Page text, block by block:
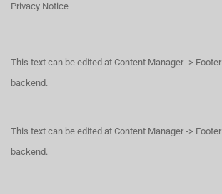
Privacy Notice
This text can be edited at Content Manager ->
backend.
This text can be edited at Content Manager ->
backend.